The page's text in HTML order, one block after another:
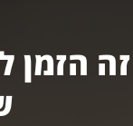
זה